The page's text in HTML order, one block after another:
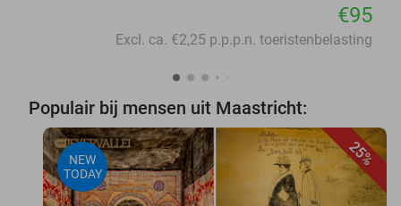
€95
Excl. ca. €2,25 p.p.p.n. toeristenbelasting
Populair bij mensen uit Maastricht:
25%
NEW
TODAY